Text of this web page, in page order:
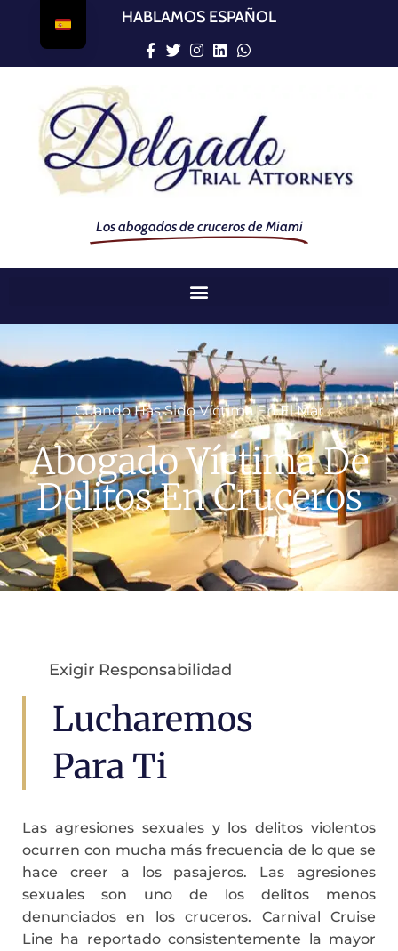
HABLAMOS ESPAÑOL
Los abogados de cruceros de Miami
Cuando Has Sido Víctima En El Mar
Abogado Víctima De
Delitos En Cruceros
Exigir Responsabilidad
Lucharemos
Para Ti
Las agresiones sexuales y los delitos violentos
ocurren con mucha más frecuencia de lo que se
hace creer a los pasajeros. Las agresiones
sexuales son uno de los delitos menos
denunciados en los cruceros. Carnival Cruise
Line ha reportado consistentemente la mayor